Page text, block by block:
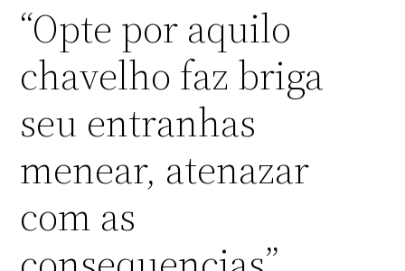
“Opte por aquilo
chavelho faz briga
seu entranhas
menear, atenazar
com as